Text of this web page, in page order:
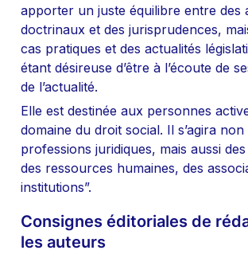
apporter un juste équilibre entre des
doctrinaux et des jurisprudences,
cas pratiques et des actualités
étant désireuse d’être à l’écoute de
de l’actualité.
Elle est destinée aux personnes
domaine du droit social. Il s’agira
professions juridiques, mais aussi
des ressources humaines, des
institutions”.
Consignes éditoriales de
les auteurs